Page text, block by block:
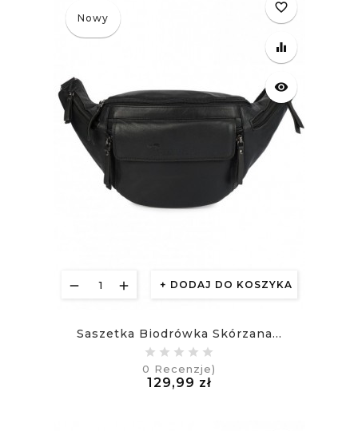
Nowy
DODAJ DO KOSZYKA
favorite_border
equalizer
visibility
Saszetka Biodrówka Skórzana...
0 Recenzje)
129,99 złCena